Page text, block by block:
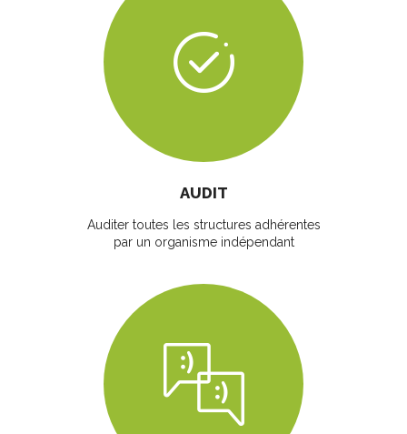
AUDIT
Auditer toutes les structures adhérentes
par un organisme indépendant